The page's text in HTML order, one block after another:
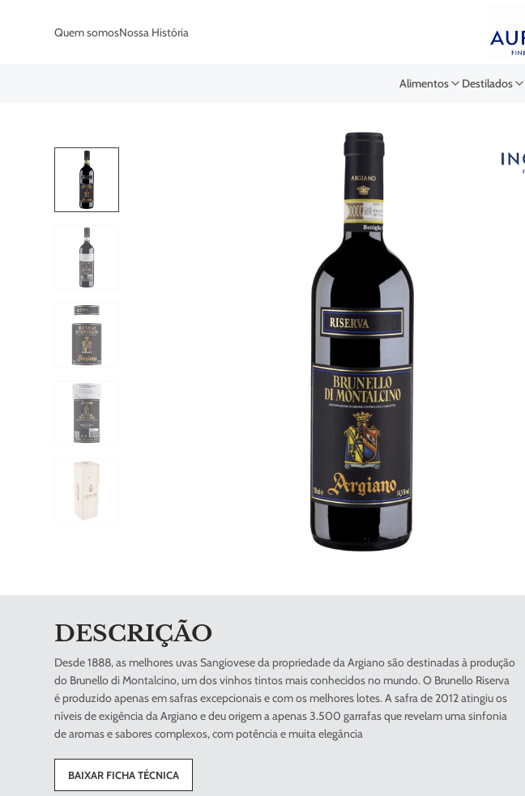
Quem somosNossa História
Alimentos Destilados
DESCRIÇÃO
Desde 1888, as melhores uvas Sangiovese da propriedade da Argiano são destinadas à produção
do Brunello di Montalcino, um dos vinhos tintos mais conhecidos no mundo. O Brunello Riserva
é produzido apenas em safras excepcionais e com os melhores lotes. A safra de 2012 atingiu os
níveis de exigência da Argiano e deu origem a apenas 3.500 garrafas que revelam uma sinfonia
de aromas e sabores complexos, com potência e muita elegância
BAIXAR FICHA TÉCNICA